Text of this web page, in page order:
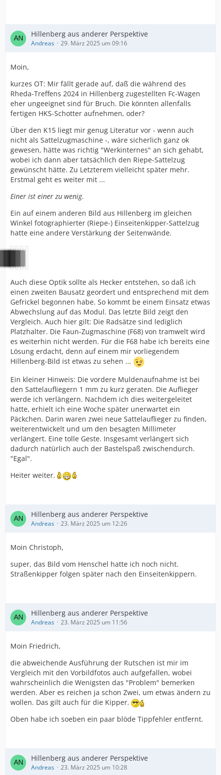
Hillenberg aus anderer Perspektive
Andreas 29. März 2025 um 09:16
Moin,
kurzes OT: Mir fällt gerade auf, daß die während des
Rheda-Treffens 2024 in Hillenberg zugestellten Fc-Wagen
eher ungeeignet sind für Bruch. Die könnten allenfalls
fertigen HKS-Schotter aufnehmen, oder?
Über den K15 liegt mir genug Literatur vor - wenn auch
nicht als Sattelzugmaschine -, wäre sicherlich ganz ok
gewesen, hätte was richtig "Werkinternes" an sich gehabt,
wobei ich dann aber tatsächlich den Riepe-Sattelzug
gewünscht hätte. Zu Letzterem vielleicht später mehr.
Erstmal geht es weiter mit ...
Einer ist einer zu wenig.
Ein auf einem anderen Bild aus Hillenberg im gleichen
Winkel fotographierter (Riepe-) Einseitenkipper-Sattelzug
hatte eine andere Verstärkung der Seitenwände.
Auch diese Optik sollte als Hecker entstehen, so daß ich
einen zweiten Bausatz geordert und entsprechend mit dem
Gefrickel begonnen habe. So kommt be einem Einsatz etwas
Abwechslung auf das Modul. Das letzte Bild zeigt den
Vergleich. Auch hier gilt: Die Radsätze sind lediglich
Platzhalter. Die Faun-Zugmaschine (F68) von tramwelt wird
es weiterhin nicht werden. Für die F68 habe ich bereits eine
Lösung erdacht, denn auf einem mir vorliegendem
Hillenberg-Bild ist etwas zu sehen ...
Ein kleiner Hinweis: Die vordere Muldenaufnahme ist bei
den Sattelaufliegern 1 mm zu kurz geraten. Die Auflieger
werde ich verlängern. Nachdem ich dies weitergeleitet
hatte, erhielt ich eine Woche später unerwartet ein
Päckchen. Darin waren zwei neue Sattelauflieger zu finden,
weiterentwickelt und um den besagten Millimeter
verlängert. Eine tolle Geste. Insgesamt verlängert sich
dadurch natürlich auch der Bastelspaß zwischendurch.
"Egal".
Heiter weiter.
Hillenberg aus anderer Perspektive
Andreas 23. März 2025 um 12:26
Moin Christoph,
super, das Bild vom Henschel hatte ich noch nicht.
Straßenkipper folgen später nach den Einseitenkippern.
Hillenberg aus anderer Perspektive
Andreas 23. März 2025 um 11:56
Moin Friedrich,
die abweichende Ausführung der Rutschen ist mir im
Vergleich mit den Vorbildfotos auch aufgefallen, wobei
wahrscheinlich die Wenigsten das "Problem" bemerken
werden. Aber es reichen ja schon Zwei, um etwas ändern zu
wollen. Das gilt auch für die Kipper.
Oben habe ich soeben ein paar blöde Tippfehler entfernt.
Hillenberg aus anderer Perspektive
Andreas 23. März 2025 um 10:28